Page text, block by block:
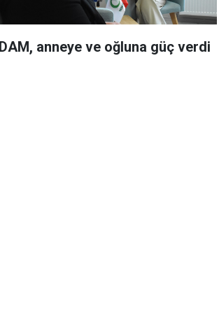
anneye ve oğluna güç verdi